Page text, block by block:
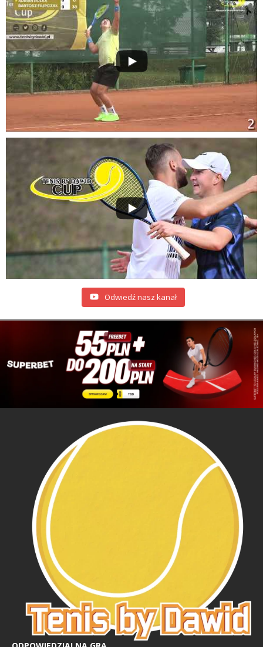
Odwiedź nasz kanał